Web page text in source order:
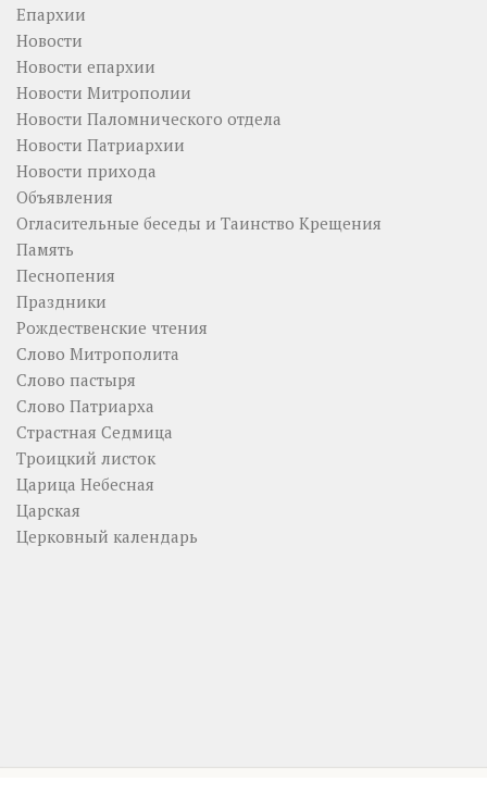
Епархии
Новости
Новости епархии
Новости Митрополии
Новости Паломнического отдела
Новости Патриархии
Новости прихода
Объявления
Огласительные беседы и Таинство Крещения
Память
Песнопения
Праздники
Рождественские чтения
Слово Митрополита
Слово пастыря
Слово Патриарха
Страстная Седмица
Троицкий листок
Царица Небесная
Царская
Церковный календарь